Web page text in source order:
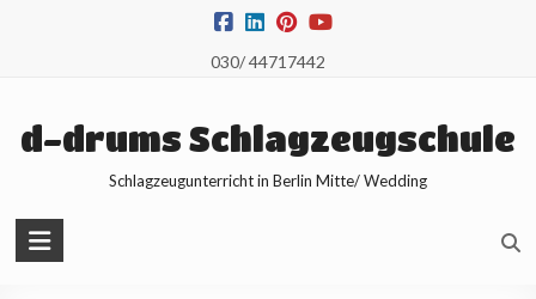
030/ 44717442
d-drums Schlagzeugschule
Schlagzeugunterricht in Berlin Mitte/ Wedding